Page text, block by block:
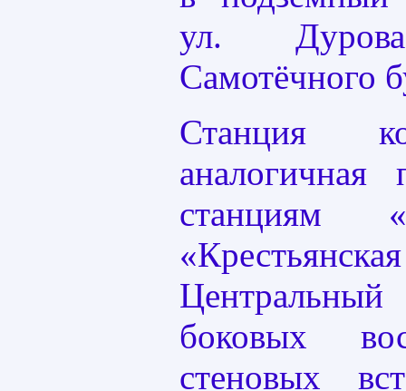
ул.
Самотёчного
Станция
аналогичная
станциям
Центральный
боковых
стеновых